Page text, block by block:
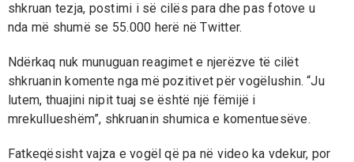
shkruan tezja, postimi i së cilës para dhe pas fotove u
nda më shumë se 55.000 herë në Twitter.
Ndërkaq nuk munuguan reagimet e njerëzve të cilët
shkruanin komente nga më pozitivet për vogëlushin. “Ju
lutem, thuajini nipit tuaj se është një fëmijë i
mrekullueshëm”, shkruanin shumica e komentuesëve.
Fatkeqësisht vajza e vogël që pa në video ka vdekur, por